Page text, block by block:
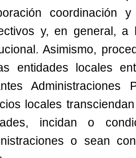
coordinación
y, en general,
Asimismo,
entidades locales
locales
incidan o
o sean